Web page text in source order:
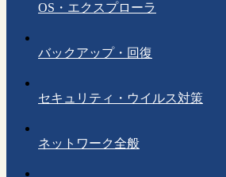
OS・エクスプローラ
バックアップ・回復
セキュリティ・ウイルス対策
ネットワーク全般